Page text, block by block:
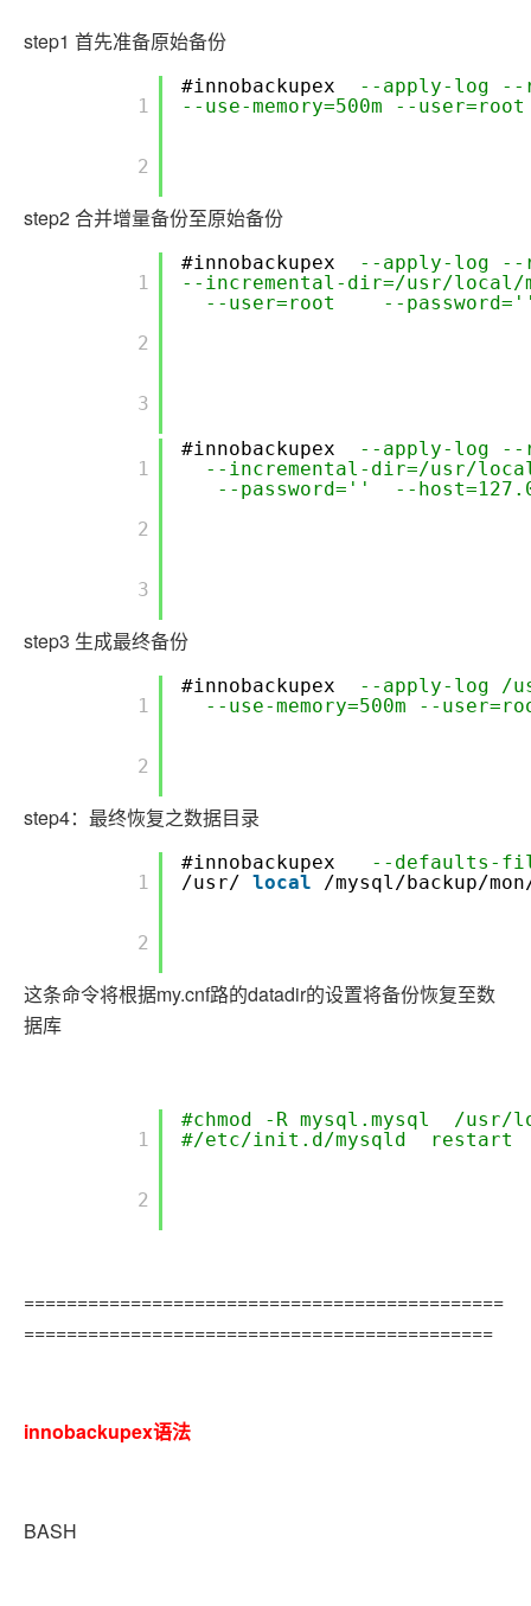
step1 首先准备原始备份
        1
        2
#innobackupex
--apply-log --
--use-memory=500m --
step2 合并增量备份至原始备份
        1
        2
        3
#innobackupex
--apply-log --
--incremental-dir=/usr/local/
--user=root --password=''
        1
        2
        3
#innobackupex
--apply-log --
--incremental-dir=/usr/
--password='' --
step3 生成最终备份
        1
        2
#innobackupex
--apply-log /
--use-memory=500m --
step4：最终恢复之数据目录
        1
        2
#innobackupex
--defaults-
/usr/ local /mysql/backup/
这条命令将根据my.cnf路的datadir的设置将备份恢复至数
据库
        1
        2
#chmod -R mysql.mysql /usr/
#/etc/init.d/mysqld restart
=============================================
============================================
innobackupex语法
BASH